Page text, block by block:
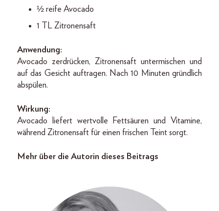
½ reife Avocado
1 TL Zitronensaft
Anwendung:
Avocado zerdrücken, Zitronensaft untermischen und
auf das Gesicht auftragen. Nach 10 Minuten gründlich
abspülen.
Wirkung:
Avocado liefert wertvolle Fettsäuren und Vitamine,
während Zitronensaft für einen frischen Teint sorgt.
Mehr über die Autorin dieses Beitrags